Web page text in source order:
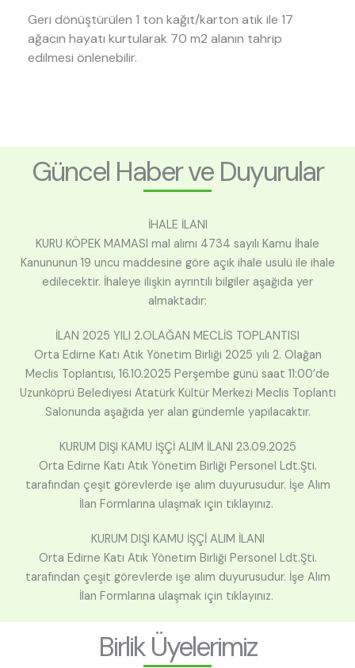
Geri dönüştürülen 1 ton kağıt/karton atık ile 17
ağacın hayatı kurtularak 70 m2 alanın tahrip
edilmesi önlenebilir.
Güncel Haber ve Duyurular
İHALE İLANI
KURU KÖPEK MAMASI mal alımı 4734 sayılı Kamu İhale
Kanununun 19 uncu maddesine göre açık ihale usulü ile ihale
edilecektir. İhaleye ilişkin ayrıntılı bilgiler aşağıda yer
almaktadır:
İLAN 2025 YILI 2.OLAĞAN MECLİS TOPLANTISI
Orta Edirne Katı Atık Yönetim Birliği 2025 yılı 2. Olağan
Meclis Toplantısı, 16.10.2025 Perşembe günü saat 11:00’de
Uzunköprü Belediyesi Atatürk Kültür Merkezi Meclis Toplantı
Salonunda aşağıda yer alan gündemle yapılacaktır.
KURUM DIŞI KAMU İŞÇİ ALIM İLANI 23.09.2025
Orta Edirne Katı Atık Yönetim Birliği Personel Ldt.Şti.
tarafından çeşit görevlerde işe alım duyurusudur. İşe Alım
İlan Formlarına ulaşmak için tıklayınız.
KURUM DIŞI KAMU İŞÇİ ALIM İLANI
Orta Edirne Katı Atık Yönetim Birliği Personel Ldt.Şti.
tarafından çeşit görevlerde işe alım duyurusudur. İşe Alım
İlan Formlarına ulaşmak için tıklayınız.
Birlik Üyelerimiz